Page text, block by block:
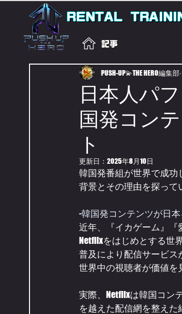
RENTAL
記事
日本人パ
国発コン
ト
PUSH-UP💫THE HERO編集部
更新日： 2025年8月10日
韓国発番組が世界で成功
背景とその理由を探って
-韓国発コンテンツが日
近年、『イカゲーム』『
Netflixをはじめとする世
普及により配信サービス
世界中の視聴者が価値を
実際、Netflixは韓国コン
を越えた配信網を整え